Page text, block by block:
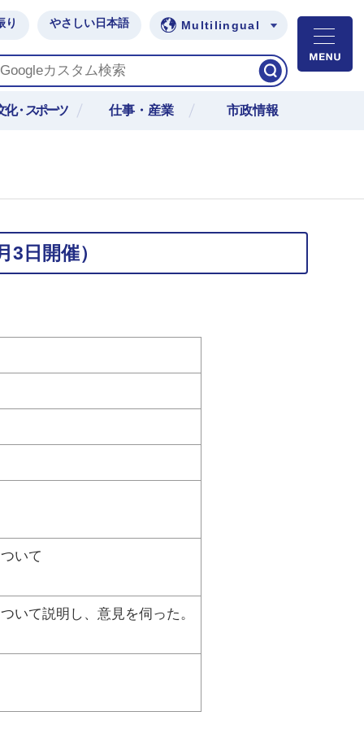
り やさしい日本語 Multilingual
化・スポーツ 仕事・産業 市政情報
日開催）
いて
いて説明し、意見を伺った。